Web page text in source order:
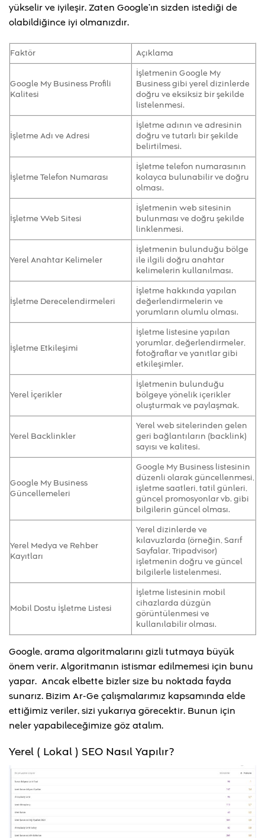
yükselir ve iyileşir. Zaten Google’ın sizden istediği de
olabildiğince iyi olmanızdır.
Faktör Açıklama
Google My Business Profili
Kalitesi
İşletmenin Google My
Business gibi yerel dizinlerde
doğru ve eksiksiz bir şekilde
listelenmesi.
İşletme Adı ve Adresi
İşletme adının ve adresinin
doğru ve tutarlı bir şekilde
belirtilmesi.
İşletme Telefon Numarası
İşletme telefon numarasının
kolayca bulunabilir ve doğru
olması.
İşletme Web Sitesi
İşletmenin web sitesinin
bulunması ve doğru şekilde
linklenmesi.
Yerel Anahtar Kelimeler
İşletmenin bulunduğu bölge
ile ilgili doğru anahtar
kelimelerin kullanılması.
İşletme Derecelendirmeleri
İşletme hakkında yapılan
değerlendirmelerin ve
yorumların olumlu olması.
İşletme Etkileşimi
İşletme listesine yapılan
yorumlar, değerlendirmeler,
fotoğraflar ve yanıtlar gibi
etkileşimler.
Yerel İçerikler
İşletmenin bulunduğu
bölgeye yönelik içerikler
oluşturmak ve paylaşmak.
Yerel Backlinkler
Yerel web sitelerinden gelen
geri bağlantıların (backlink)
sayısı ve kalitesi.
Google My Business
Güncellemeleri
Google My Business listesinin
düzenli olarak güncellenmesi,
işletme saatleri, tatil günleri,
güncel promosyonlar vb. gibi
bilgilerin güncel olması.
Yerel Medya ve Rehber
Kayıtları
Yerel dizinlerde ve
kılavuzlarda (örneğin, Sarıf
Sayfalar, Tripadvisor)
işletmenin doğru ve güncel
bilgilerle listelenmesi.
Mobil Dostu İşletme Listesi
İşletme listesinin mobil
cihazlarda düzgün
görüntülenmesi ve
kullanılabilir olması.
Google, arama algoritmalarını gizli tutmaya büyük
önem verir. Algoritmanın istismar edilmemesi için bunu
yapar. Ancak elbette bizler size bu noktada fayda
sunarız. Bizim Ar-Ge çalışmalarımız kapsamında elde
ettiğimiz veriler, sizi yukarıya görecektir. Bunun için
neler yapabileceğimize göz atalım.
Yerel ( Lokal ) SEO Nasıl Yapılır?